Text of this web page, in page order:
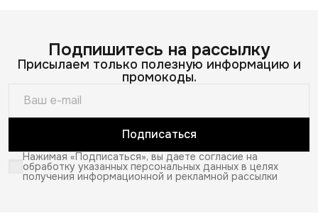
Подпишитесь на рассылку
Присылаем только полезную информацию и
промокоды.
Подписаться
Нажимая «Подписаться», вы даете согласие на
обработку указанных персональных данных в целях
получения информационной и рекламной рассылки